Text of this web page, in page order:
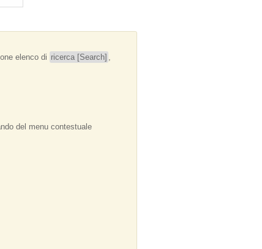
elenco di ricerca [Search] ,
del menu contestuale